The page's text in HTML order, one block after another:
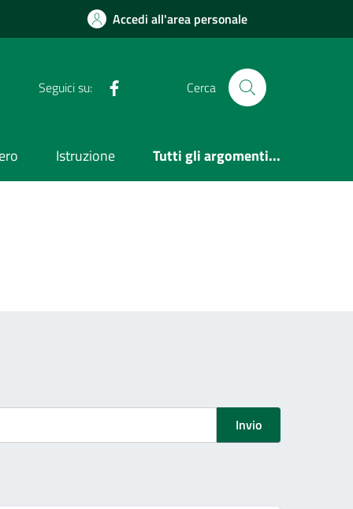
Accedi all'area personale
Seguici su: Cerca
Istruzione Tutti gli argomenti...
Invio